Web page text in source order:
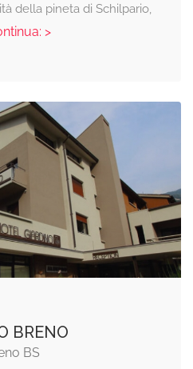
della pineta di Schilpario,
>
BRENO
BS